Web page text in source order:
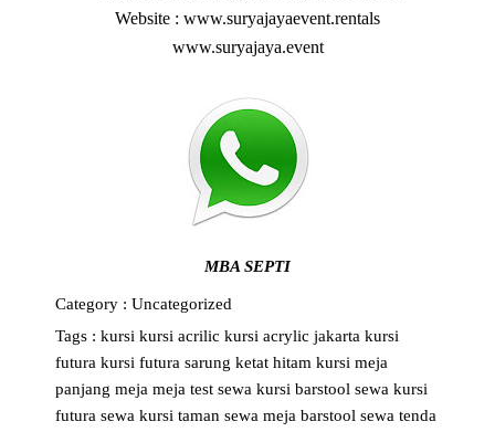
Website : www.suryajayaevent.rentals
www.suryajaya.event
MBA SEPTI
Category : Uncategorized
Tags : kursikursi acrilickursi acrylic jakartakursi
futurakursi futura sarung ketat hitamkursi meja
panjangmejameja testsewa kursi barstoolsewa kursi
futurasewa kursi tamansewa meja barstoolsewa tenda